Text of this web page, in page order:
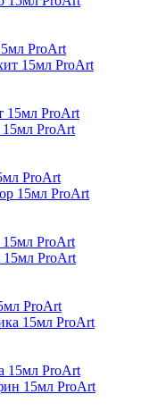
ProArt
15мл ProArt
ProArt
ProArt
ProArt
15мл ProArt